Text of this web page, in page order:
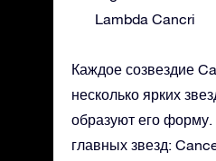
Lambda Cancri
Каждое созвездие
несколько ярких
образуют его форму.
главных звезд: